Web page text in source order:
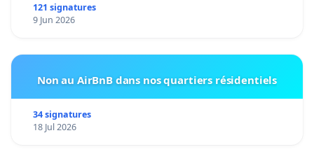
121 signatures
9 Jun 2026
Non au AirBnB dans nos quartiers résidentiels
34 signatures
18 Jul 2026